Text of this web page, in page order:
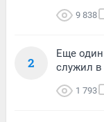
9 838
2
Еще один
служил в
1 793